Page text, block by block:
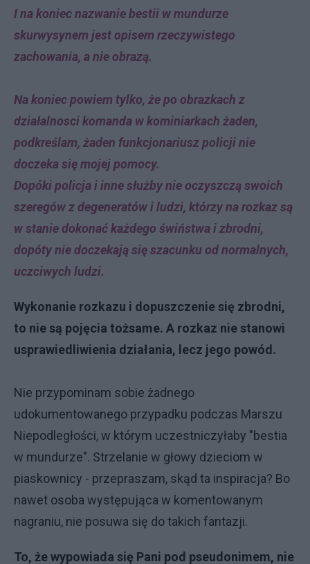
I na koniec nazwanie bestii w mundurze
skurwysynem jest opisem rzeczywistego
zachowania, a nie obrazą.
Na koniec powiem tylko, że po obrazkach z
działalnosci komanda w kominiarkach żaden,
podkreślam, żaden funkcjonariusz policji nie
doczeka się mojej pomocy.
Dopóki policja i inne służby nie oczyszczą swoich
szeregów z degeneratów i ludzi, którzy na rozkaz są
w stanie dokonać każdego świństwa i zbrodni,
dopóty nie doczekają się szacunku od normalnych,
uczciwych ludzi.
Wykonanie rozkazu i dopuszczenie się zbrodni,
to nie są pojęcia tożsame. A rozkaz nie stanowi
usprawiedliwienia działania, lecz jego powód.
Nie przypominam sobie żadnego
udokumentowanego przypadku podczas Marszu
Niepodległości, w którym uczestniczyłaby "bestia
w mundurze". Strzelanie w głowy dzieciom w
piaskownicy - przepraszam, skąd ta inspiracja? Bo
nawet osoba występująca w komentowanym
nagraniu, nie posuwa się do takich fantazji.
To, że wypowiada się Pani pod pseudonimem, nie